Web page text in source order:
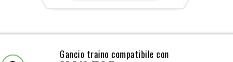
Gancio traino compatibile con